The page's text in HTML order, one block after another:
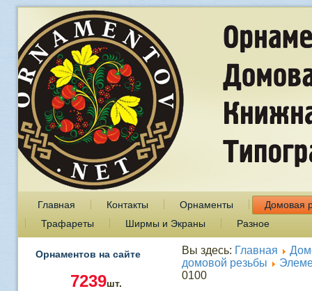
Главная Контакты Орнаменты
Домовая
Трафареты
Ширмы и Экраны Разное
Орнаментов на сайте
7239шт.
Вы здесь: Главная
домовой резьбы
0100